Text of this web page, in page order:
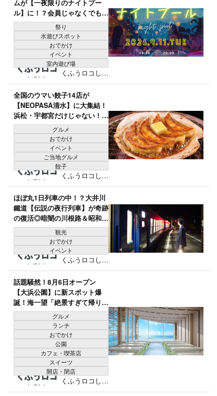
すすめ植物リ
スト付き
ムが【一夜限りのナイトプー
ル】に！？会員じゃなくでも
OK！「メイク＆水着自由」昼
は夏祭りも♪
祭り
水遊びスポット
おでかけ
イベント
室内遊び場
くふうロコしず
おか編集部
全国のウマい餃子14店が
【NEOPASA清水】に大集結！
浜松・宇都宮だけじゃない！牡
蠣、ホタテ、牛たん…変わり種
まで◎超人気餃子を食べ比べ♪
グルメ
おでかけ
イベント
ご当地グルメ
餃子
くふうロコしず
おか編集部
ほぼ丸1日列車の中！？大井川
鐵道【伝説の夜行列車】が奇跡
の復活◎暗闇の川根路＆昭和レ
トロな “ヒルネ” 旅「究極のエ
モ体験」
観光
おでかけ
イベント
くふうロコしず
おか編集部
話題騒然！8月6日オープン
【大浜公園】に新スポット爆
誕！海一望「絶景すぎて帰りた
くない（泣）」「1日中大満
喫」大注目カフェ
グルメ
ランチ
おでかけ
公園
カフェ・喫茶店
スイーツ
開店・閉店
くふうロコしず
おか編集部